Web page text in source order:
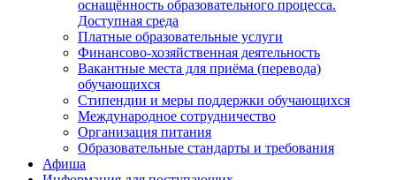
оснащённость образовательного процесса.
Доступная среда
Платные образовательные услуги
Финансово-хозяйственная деятельность
Вакантные места для приёма (перевода)
обучающихся
Стипендии и меры поддержки обучающихся
Международное сотрудничество
Организация питания
Образовательные стандарты и требования
Афиша